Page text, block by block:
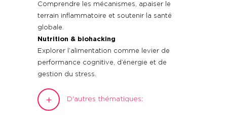
Comprendre les mécanismes, apaiser le
terrain inflammatoire et soutenir la santé
globale.
Nutrition & biohacking
Explorer l’alimentation comme levier de
performance cognitive, d’énergie et de
gestion du stress.
D'autres thématiques: